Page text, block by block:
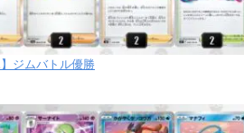
ジムバトル優勝